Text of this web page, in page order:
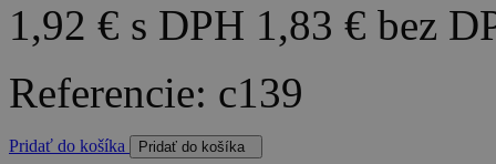
1,92 € s DPH 1,83 € bez
Referencie: c139
Pridať do košíka